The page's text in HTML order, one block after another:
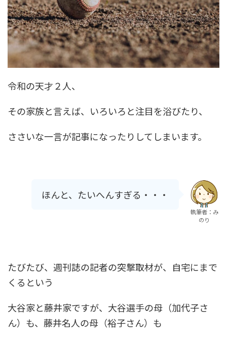
令和の天才２人、
その家族と言えば、いろいろと注目を浴びたり、
ささいな一言が記事になったりしてしまいます。
ほんと、たいへんすぎる・・・
執筆者：み
のり
たびたび、週刊誌の記者の突撃取材が、自宅にまで
くるという
大谷家と藤井家ですが、大谷選手の母（加代子さ
ん）も、藤井名人の母（裕子さん）も